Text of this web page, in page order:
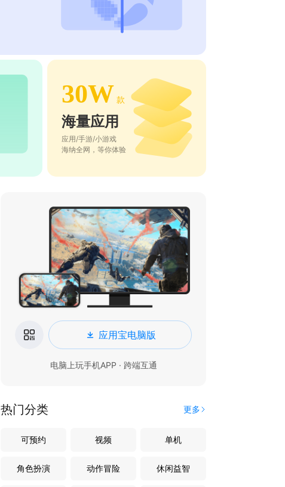
30W 款
海量应用
应用/手游/小游戏
海纳全网，等你体验
应用宝电脑版
电脑上玩手机APP · 跨端互通
热门分类 更多
可预约 视频 单机
角色扮演 动作冒险 休闲益智